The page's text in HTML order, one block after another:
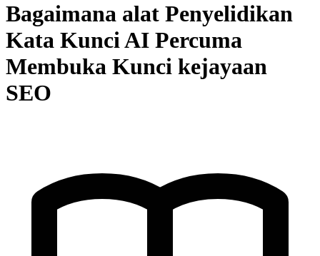
Bagaimana alat Penyelidikan
Kata Kunci AI Percuma
Membuka Kunci kejayaan
SEO